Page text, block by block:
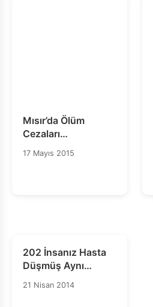
Mısır’da Ölüm
Cezaları
Uygulanmamalı,
Muhammed Mursi
17 Mayıs 2015
202 İnsanız Hasta
Düşmüş Aynı
Bedende
21 Nisan 2014